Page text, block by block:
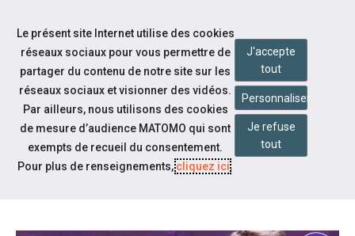
Aller au contenu
Nos actualités
REPLAY TWITCH : LES APPUIS
Le présent site Internet utilise des cookies
réseaux sociaux pour vous permettre de
partager du contenu de notre site sur les
réseaux sociaux et visionner des vidéos.
Par ailleurs, nous utilisons des cookies
de mesure d’audience MATOMO qui sont
exempts de recueil du consentement.
Pour plus de renseignements,cliquez ici.
J'accepte
tout
Personnaliser
Je refuse
tout